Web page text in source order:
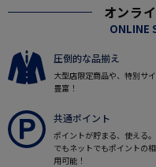
オンラ
ONLINE
圧倒的な品揃え
大型店限定商品や、特別サ
豊富！
共通ポイント
ポイントが貯まる、使える
でもネットでもポイントの
用可能！